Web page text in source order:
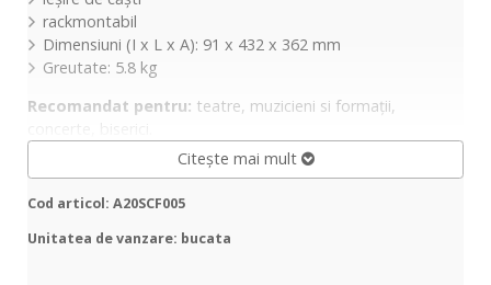
rackmontabil
Dimensiuni (I x L x A): 91 x 432 x 362 mm
Greutate: 5.8 kg
Recomandat pentru: teatre, muzicieni si formații,
Citește mai mult
Cod articol: A20SCF005
Unitatea de vanzare: bucata